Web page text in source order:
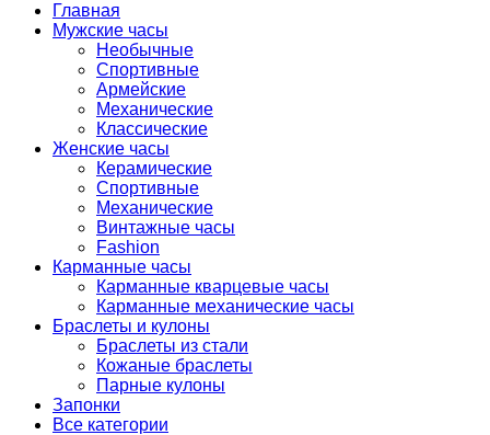
Главная
Мужские часы
Необычные
Спортивные
Армейские
Механические
Классические
Женские часы
Керамические
Спортивные
Механические
Винтажные часы
Fashion
Карманные часы
Карманные кварцевые часы
Карманные механические часы
Браслеты и кулоны
Браслеты из стали
Кожаные браслеты
Парные кулоны
Запонки
Все категории